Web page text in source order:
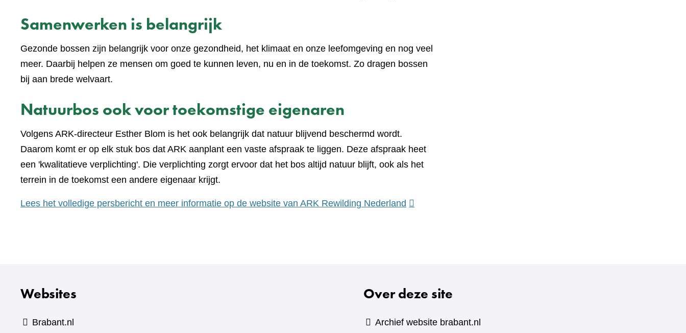
Samenwerken is belangrijk
Gezonde bossen zijn belangrijk voor onze gezondheid, het klimaat en onze leefomgeving en nog veel
meer. Daarbij helpen ze mensen om goed te kunnen leven, nu en in de toekomst. Zo dragen bossen
bij aan brede welvaart.
Natuurbos ook voor toekomstige eigenaren
Volgens ARK-directeur Esther Blom is het ook belangrijk dat natuur blijvend beschermd wordt.
Daarom komt er op elk stuk bos dat ARK aanplant een vaste afspraak te liggen. Deze afspraak heet
een 'kwalitatieve verplichting'. Die verplichting zorgt ervoor dat het bos altijd natuur blijft, ook als het
terrein in de toekomst een andere eigenaar krijgt.
Lees het volledige persbericht en meer informatie op de website van ARK Rewilding Nederland (verwijst
Websites
Brabant.nl
Over deze site
Archief website brabant.nl